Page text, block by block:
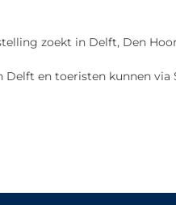
zoekt in Delft, Den
Delft en toeristen kunnen